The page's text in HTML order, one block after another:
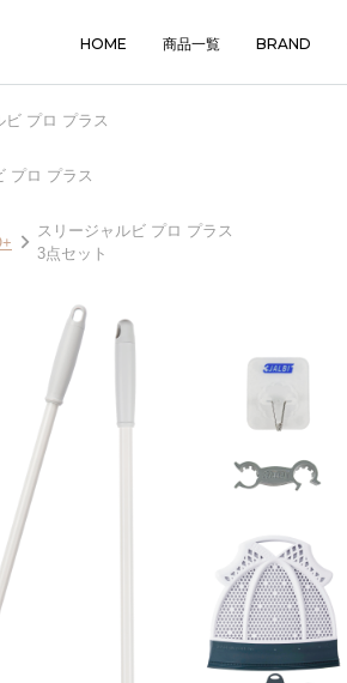
HOME 商品一覧 BRAND
ビ プロ プラス
プロ プラス
スリージャルビ プロ プラス
3点セット